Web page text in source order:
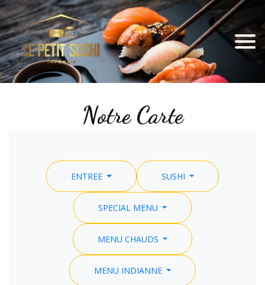
Notre Carte
ENTREE SUSHI
SPECIAL MENU
MENU CHAUDS
MENU INDIANNE